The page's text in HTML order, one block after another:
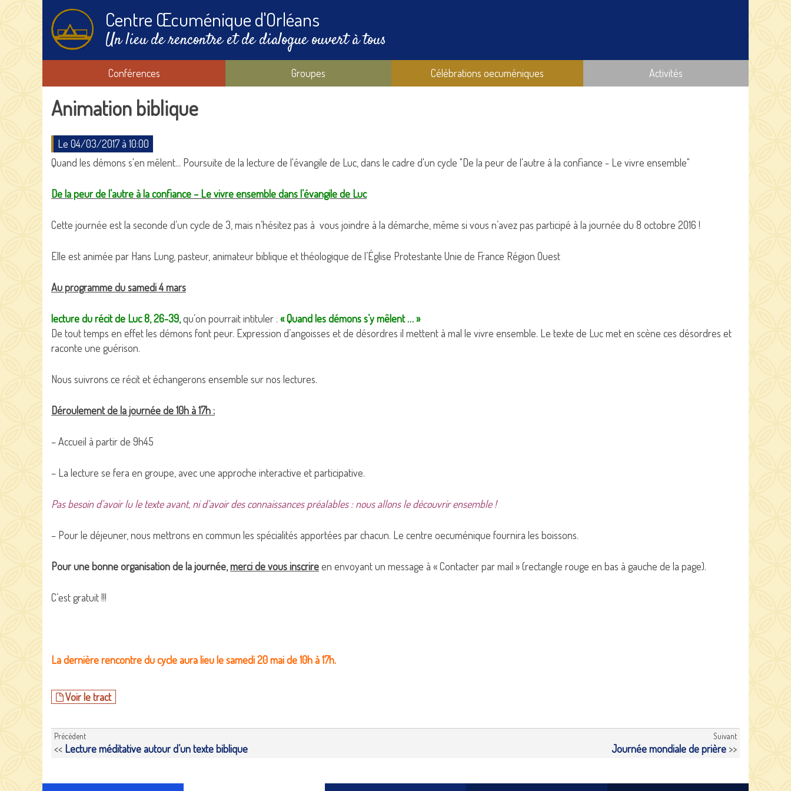
Centre Œcuménique d'Orléans
Un lieu de rencontre et de dialogue ouvert à tous
Conférences Groupes Célébrations oecuméniques Activités
Animation biblique
Le 04/03/2017 à 10:00
Quand les démons s'en mêlent... Poursuite de la lecture de l'évangile de Luc, dans le cadre d'un cycle "De la peur de l'autre à la confiance - Le vivre ensemble"
De la peur de l’autre à la confiance – Le vivre ensemble dans l’évangile de Luc
Cette journée est la seconde d’un cycle de 3, mais n’hésitez pas à vous joindre à la démarche, même si vous n’avez pas participé à la journée du 8 octobre 2016 !
Elle est animée par Hans Lung, pasteur, animateur biblique et théologique de l’Église Protestante Unie de France Région Ouest
Au programme du samedi 4 mars
lecture durécit de Luc 8, 26-39,qu’on pourrait intituler : « Quand les démons s’y mêlent … »
De tout temps en effet les démons font peur. Expression d’angoisses et de désordres il mettent à mal le vivre ensemble. Le texte de Luc met en scène ces désordres et
raconte une guérison.
Nous suivrons ce récit et échangerons ensemble sur nos lectures.
Déroulement de la journée de 10h à 17h :
– Accueil à partir de 9h45
– La lecture se fera en groupe, avec une approche interactive et participative.
Pas besoin d’avoir lu le texte avant, ni d’avoir des connaissances préalables : nous allons le découvrir ensemble !
– Pour le déjeuner, nous mettrons en commun les spécialités apportées par chacun. Le centre oecuménique fournira les boissons.
Pour une bonne organisation de la journée,merci de vous inscrireen envoyant un message à « Contacter par mail » (rectangle rouge en bas à gauche de la page).
C’est gratuit !!!
La dernière rencontre du cycle aura lieu le samedi 20 mai de 10h à 17h.
Voir le tract
Précédent
<< Lecture méditative autour d’un texte biblique
Suivant
Journée mondiale de prière >>